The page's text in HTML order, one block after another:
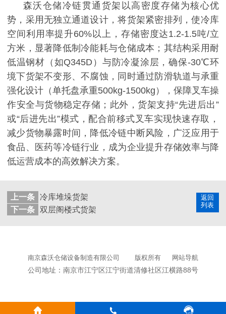
森沃仓储冷链贯通货架以高密度存储为核心优
势，采用无独立通道设计，将货架紧密排列，使冷库
空间利用率提升60%以上，存储密度达1.2-1.5吨/立
方米，显著降低制冷能耗与仓储成本；其结构采用耐
低温钢材（如Q345D）与防冷凝涂层，确保-30℃环
境下货架不变形、不腐蚀，同时通过防滑轨道与承重
强化设计（单托盘承重500kg-1500kg），保障叉车操
作安全与货物稳定存储；此外，货架支持“先进后出”
或“后进先出”模式，配合前移式叉车实现快速存取，
减少货物暴露时间，降低冷链中断风险，广泛应用于
食品、医药等冷链行业，成为企业提升存储效率与降
低运营成本的高效解决方案。
返回
列表
上一条 冷库堆垛货架
下一条 双层阁楼式货架
南京森沃仓储设备制造有限公司 版权所有
网站导航
公司地址：南京市江宁区江宁街道清修社区江横路88号